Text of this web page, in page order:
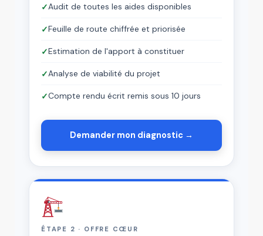
✓Audit de toutes les aides disponibles
✓Feuille de route chiffrée et priorisée
✓Estimation de l'apport à constituer
✓Analyse de viabilité du projet
✓Compte rendu écrit remis sous 10 jours
Demander mon diagnostic →
ÉTAPE 2 · OFFRE CŒUR